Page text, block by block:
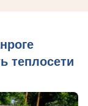
теплосети